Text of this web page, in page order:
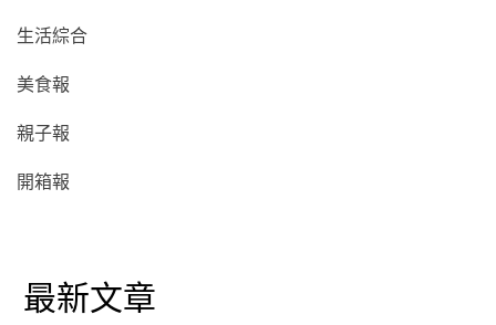
生活綜合
美食報
親子報
開箱報
最新文章